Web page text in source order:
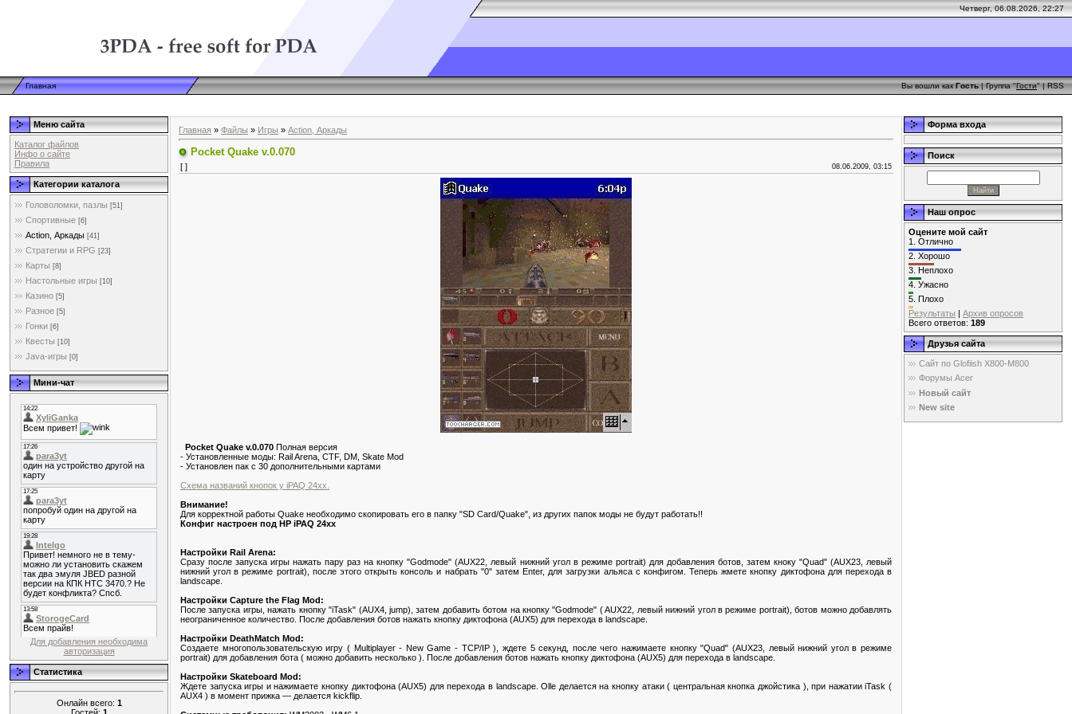
Четверг, 06.08.2026, 22:27
Главная Вы вошли какГость| Группа "Гости" |RSS
Меню сайта
Каталог файлов
Инфо о сайте
Правила
Категории каталога
Головоломки, пазлы [51]
Спортивные [6]
Action, Аркады [41]
Стратегии и RPG [23]
Карты [8]
Настольные игры [10]
Казино [5]
Разное [5]
Гонки [6]
Квесты [10]
Java-игры [0]
Мини-чат
Для добавления необходима
авторизация
Статистика
Онлайн всего: 1
Главная » Файлы » Игры » Action, Аркады
Pocket Quake v.0.070
[ ] 08.06.2009, 03:15
Pocket Quake v.0.070 Полная версия
- Установленные моды: Rail Arena, CTF, DM, Skate Mod
- Установлен пак с 30 дополнительными картами
Схема названий кнопок у iPAQ 24xx.
Внимание!
Для корректной работы Quake необходимо скопировать его в папку "SD Card/Quake", из других папок моды не будут работать!!
Конфиг настроен под HP iPAQ 24xx
Настройки Rail Arena:
Сразу после запуска игры нажать пару раз на кнопку "Godmode" (AUX22, левый нижний угол в режиме portrait) для добавления ботов, затем кноку "Quad" (AUX23, левый
нижний угол в режиме portrait), после этого открыть консоль и набрать "0" затем Enter, для загрузки альяса с конфигом. Теперь жмете кнопку диктофона для перехода в
landscape.
Настройки Capture the Flag Mod:
После запуска игры, нажать кнопку "iTask" (AUX4, jump), затем добавить ботом на кнопку "Godmode" ( AUX22, левый нижний угол в режиме portrait), ботов можно добавлять
неограниченное количество. После добавления ботов нажать кнопку диктофона (AUX5) для перехода в landscape.
Настройки DeathMatch Mod:
Создаете многопользовательскую игру ( Multiplayer - New Game - TCP/IP ), ждете 5 секунд, после чего нажимаете кнопку "Quad" (AUX23, левый нижний угол в режиме
portrait) для добавления бота ( можно добавить несколько ). После добавления ботов нажать кнопку диктофона (AUX5) для перехода в landscape.
Настройки Skateboard Mod:
Ждете запуска игры и нажимаете кнопку диктофона (AUX5) для перехода в landscape. Olle делается на кнопку атаки ( центральная кнопка джойстика ), при нажатии iTask (
AUX4 ) в момент прижка — делается kickflip.
Форма входа
Поиск
Наш опрос
Оцените мой сайт
1. Отлично
2. Хорошо
3. Неплохо
4. Ужасно
5. Плохо
Результаты | Архив опросов
Всего ответов: 189
Друзья сайта
Сайт по Glofiish X800-M800
Форумы Acer
Новый сайт
New site